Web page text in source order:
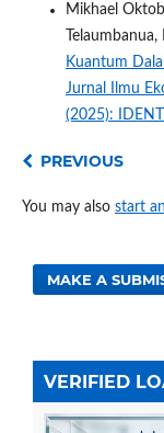
Mikhael
Kuantum
Jurnal Ilmu
(2025):
PREVIOUS
You may also start
MAKE A
VERIFIED